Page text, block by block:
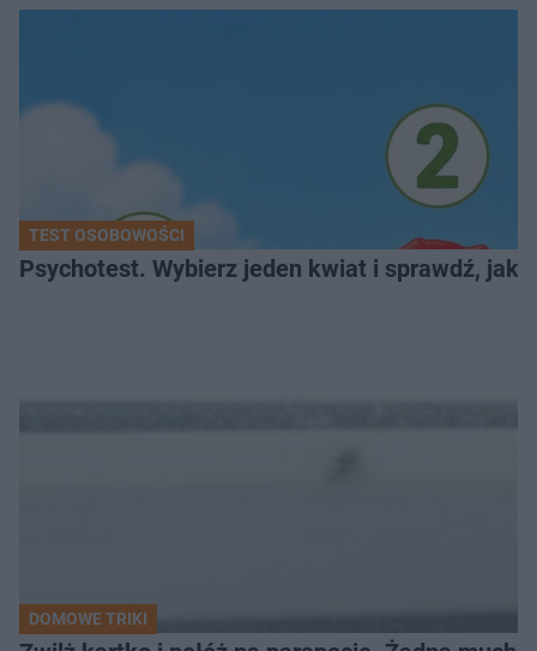
TEST OSOBOWOŚCI
Psychotest. Wybierz jeden kwiat i sprawdź, jaki
DOMOWE TRIKI